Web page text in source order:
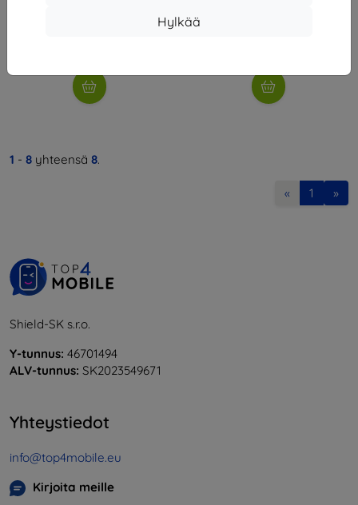
Hylkää
1 - 8 yhteensä 8.
« 1 »
Shield-SK s.r.o.
Y-tunnus: 46701494
ALV-tunnus: SK2023549671
Yhteystiedot
info@top4mobile.eu
Kirjoita meille